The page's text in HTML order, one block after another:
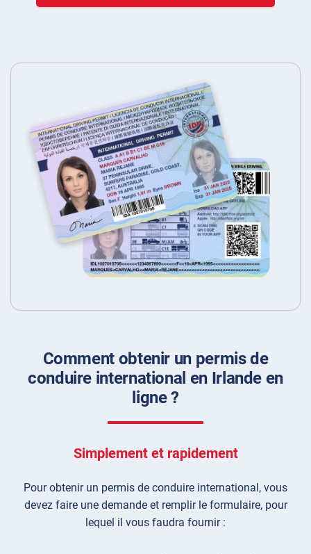
Comment obtenir un permis de
conduire international en Irlande en
ligne ?
Simplement et rapidement
Pour obtenir un permis de conduire international, vous
devez faire une demande et remplir le formulaire, pour
lequel il vous faudra fournir :